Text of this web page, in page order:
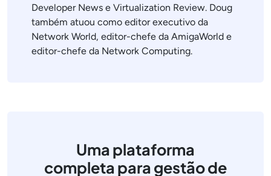
Developer News e Virtualization Review. Doug
também atuou como editor executivo da
Network World, editor-chefe da AmigaWorld e
editor-chefe da Network Computing.
Uma plataforma
completa para gestão de